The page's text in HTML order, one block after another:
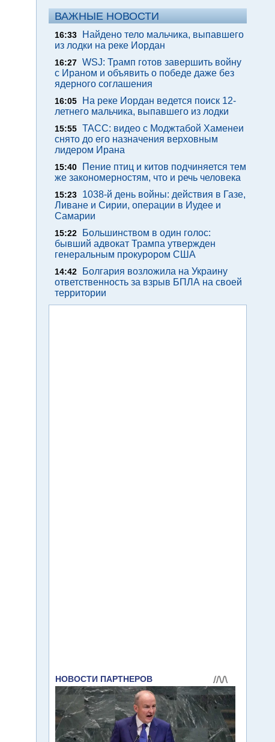
ВАЖНЫЕ НОВОСТИ
16:33
Найдено тело мальчика, выпавшего
из лодки на реке Иордан
16:27 WSJ: Трамп готов завершить войну
с Ираном и объявить о победе даже без
ядерного соглашения
16:05
На реке Иордан ведется поиск 12-
летнего мальчика, выпавшего из лодки
15:55 ТАСС: видео с Моджтабой Хаменеи
снято до его назначения верховным
лидером Ирана
15:40
Пение птиц и китов подчиняется тем
же закономерностям, что и речь человека
15:23
1038-й день войны: действия в Газе,
Ливане и Сирии, операции в Иудее и
Самарии
15:22
Большинством в один голос:
бывший адвокат Трампа утвержден
генеральным прокурором США
14:42
Болгария возложила на Украину
ответственность за взрыв БПЛА на своей
территории